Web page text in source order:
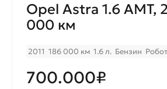
Opel Astra 1.6 AMT,
000 км
2011 186 000 км 1.6 л. Бензин Робот
700.000₽